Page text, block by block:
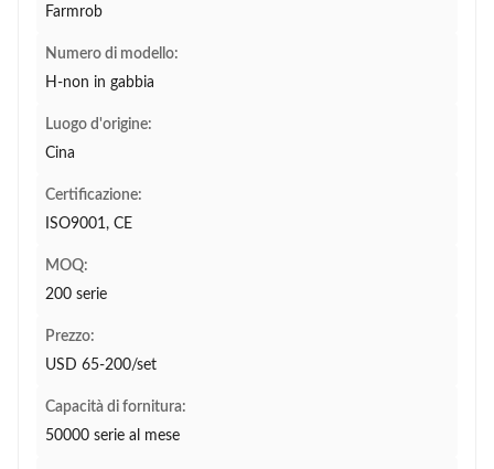
Farmrob
Numero di modello:
H-non in gabbia
Luogo d'origine:
Cina
Certificazione:
ISO9001, CE
MOQ:
200 serie
Prezzo:
USD 65-200/set
Capacità di fornitura:
50000 serie al mese